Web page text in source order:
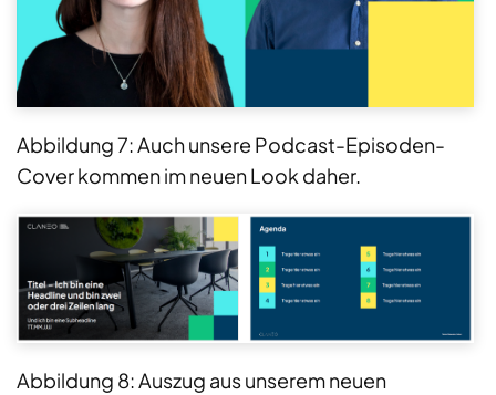
Abbildung 7: Auch unsere Podcast-Episoden-
Cover kommen im neuen Look daher.
Abbildung 8: Auszug aus unserem neuen